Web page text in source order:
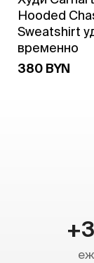
Hooded
Sweatshirt
временно
380 BYN